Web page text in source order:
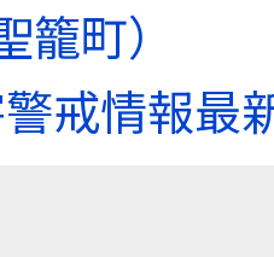
町）
戒情報最